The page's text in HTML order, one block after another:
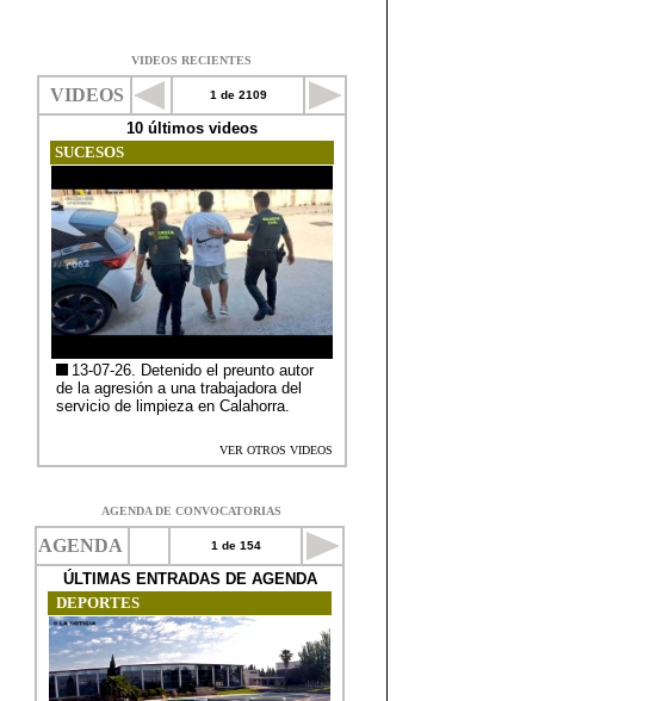
VIDEOS RECIENTES
AGENDA DE CONVOCATORIAS